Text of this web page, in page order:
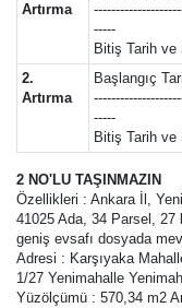
Artırma
-----
Bitiş Tarih ve
2.
Artırma
Başlangıç
-----
Bitiş Tarih ve
2 NO'LU TAŞINMAZIN
Özellikleri : Ankara İl,
41025 Ada, 34 Parsel, 27
geniş evsafı dosyada
Adresi : Karşıyaka
1/27 Yenimahalle
Yüzölçümü : 570,34 m2